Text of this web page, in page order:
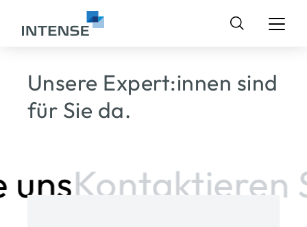
Suchen
Unsere Expert:innen sind
für Sie da.
Kontaktieren